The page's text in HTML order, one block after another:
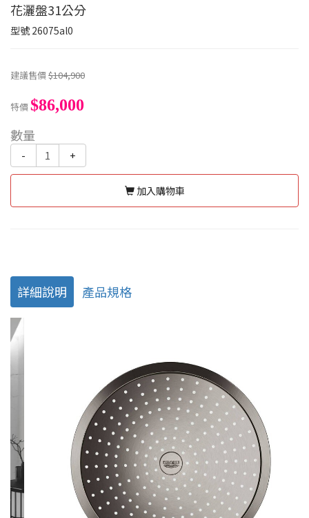
花灑盤31公分
型號26075al0
建議售價$104,900
特價$86,000
數量
- +
加入購物車
詳細說明 產品規格